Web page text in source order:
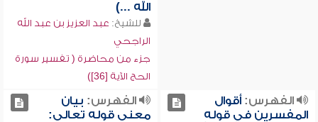
الله ...)
للشيخ: عبد العزيز بن عبد الله
الراجحي
جزء من محاضرة ( تفسير سورة
الحج الآية [36])
الفهرس:أقوال
المفسرين في قوله
الفهرس: بيان
معنى قوله تعالى: